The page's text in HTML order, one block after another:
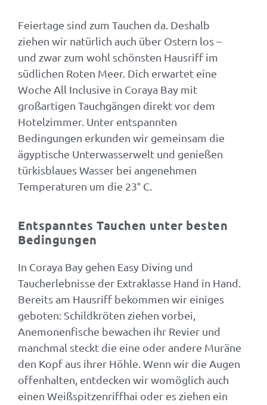
Feiertage sind zum Tauchen da. Deshalb
ziehen wir natürlich auch über Ostern los –
und zwar zum wohl schönsten Hausriff im
südlichen Roten Meer. Dich erwartet eine
Woche All Inclusive in Coraya Bay mit
großartigen Tauchgängen direkt vor dem
Hotelzimmer. Unter entspannten
Bedingungen erkunden wir gemeinsam die
ägyptische Unterwasserwelt und genießen
türkisblaues Wasser bei angenehmen
Temperaturen um die 23° C.
Entspanntes Tauchen unter besten
Bedingungen
In Coraya Bay gehen Easy Diving und
Taucherlebnisse der Extraklasse Hand in Hand.
Bereits am Hausriff bekommen wir einiges
geboten: Schildkröten ziehen vorbei,
Anemonenfische bewachen ihr Revier und
manchmal steckt die eine oder andere Muräne
den Kopf aus ihrer Höhle. Wenn wir die Augen
offenhalten, entdecken wir womöglich auch
einen Weißspitzenriffhai oder es ziehen ein